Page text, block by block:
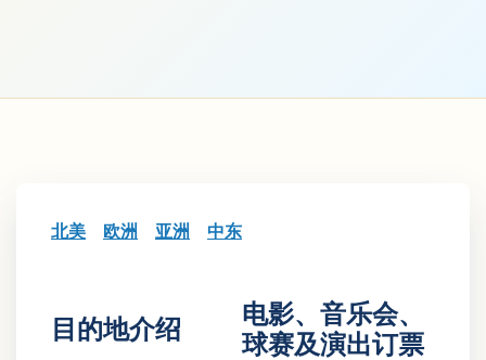
北美 欧洲 亚洲 中东
目的地介绍
电影、音乐会、
球赛及演出订票